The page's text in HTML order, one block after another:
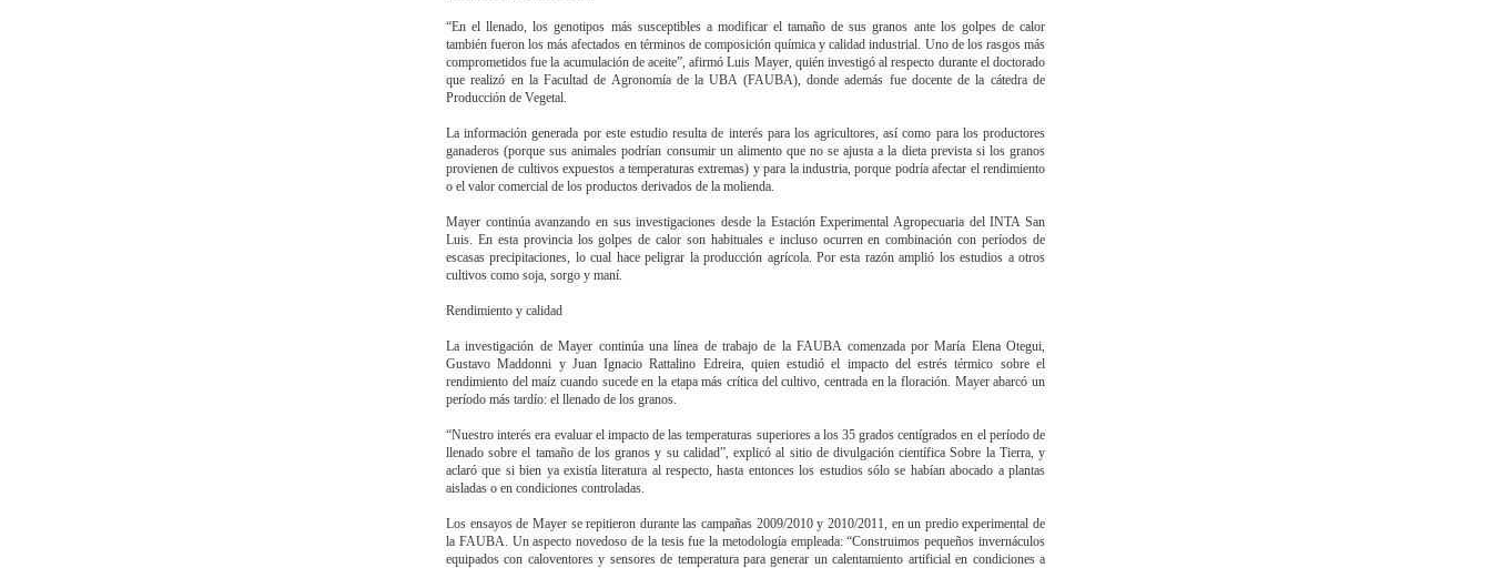
“En el llenado, los genotipos más susceptibles a modificar el tamaño de sus granos ante los golpes de calor
también fueron los más afectados en términos de composición química y calidad industrial. Uno de los rasgos más
comprometidos fue la acumulación de aceite”, afirmó Luis Mayer, quién investigó al respecto durante el doctorado
que realizó en la Facultad de Agronomía de la UBA (FAUBA), donde además fue docente de la cátedra de
Producción de Vegetal.
La información generada por este estudio resulta de interés para los agricultores, así como para los productores
ganaderos (porque sus animales podrían consumir un alimento que no se ajusta a la dieta prevista si los granos
provienen de cultivos expuestos a temperaturas extremas) y para la industria, porque podría afectar el rendimiento
o el valor comercial de los productos derivados de la molienda.
Mayer continúa avanzando en sus investigaciones desde la Estación Experimental Agropecuaria del INTA San
Luis. En esta provincia los golpes de calor son habituales e incluso ocurren en combinación con períodos de
escasas precipitaciones, lo cual hace peligrar la producción agrícola. Por esta razón amplió los estudios a otros
cultivos como soja, sorgo y maní.
Rendimiento y calidad
La investigación de Mayer continúa una línea de trabajo de la FAUBA comenzada por María Elena Otegui,
Gustavo Maddonni y Juan Ignacio Rattalino Edreira, quien estudió el impacto del estrés térmico sobre el
rendimiento del maíz cuando sucede en la etapa más crítica del cultivo, centrada en la floración. Mayer abarcó un
período más tardío: el llenado de los granos.
“Nuestro interés era evaluar el impacto de las temperaturas superiores a los 35 grados centígrados en el período de
llenado sobre el tamaño de los granos y su calidad”, explicó al sitio de divulgación científica Sobre la Tierra, y
aclaró que si bien ya existía literatura al respecto, hasta entonces los estudios sólo se habían abocado a plantas
aisladas o en condiciones controladas.
Los ensayos de Mayer se repitieron durante las campañas 2009/2010 y 2010/2011, en un predio experimental de
la FAUBA. Un aspecto novedoso de la tesis fue la metodología empleada: “Construimos pequeños invernáculos
equipados con caloventores y sensores de temperatura para generar un calentamiento artificial en condiciones a